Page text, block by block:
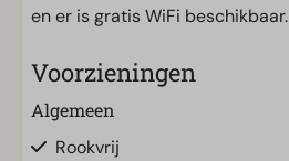
en er is gratis WiFi beschikbaar.
Voorzieningen
Algemeen
Rookvrij